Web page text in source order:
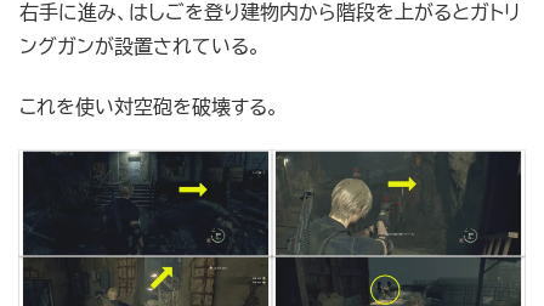
右手に進み、はしごを登り建物内から階段を上がるとガトリ
ングガンが設置されている。
これを使い対空砲を破壊する。